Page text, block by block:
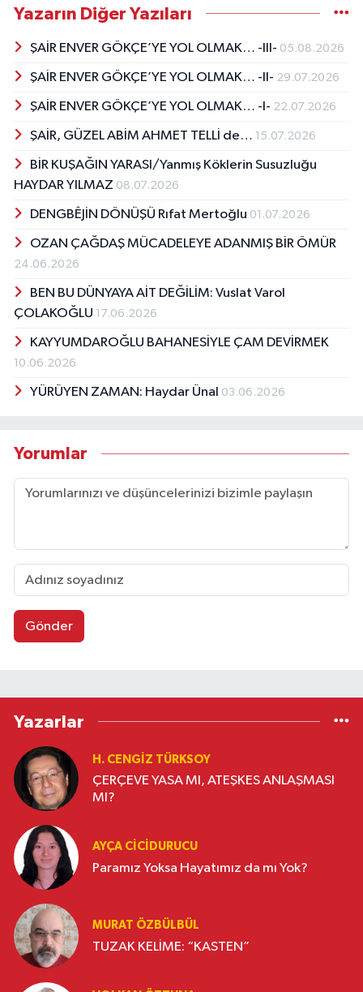
Yazarın Diğer Yazıları
ŞAİR ENVER GÖKÇE’YE YOL OLMAK… -III- 05.08.2026
ŞAİR ENVER GÖKÇE’YE YOL OLMAK… -II- 29.07.2026
ŞAİR ENVER GÖKÇE’YE YOL OLMAK… -I- 22.07.2026
ŞAİR, GÜZEL ABİM AHMET TELLİ de… 15.07.2026
BİR KUŞAĞIN YARASI/Yanmış Köklerin Susuzluğu
HAYDAR YILMAZ 08.07.2026
DENGBÊJİN DÖNÜŞÜ Rıfat Mertoğlu 01.07.2026
OZAN ÇAĞDAŞ MÜCADELEYE ADANMIŞ BİR ÖMÜR
24.06.2026
BEN BU DÜNYAYA AİT DEĞİLİM: Vuslat Varol
ÇOLAKOĞLU 17.06.2026
KAYYUMDAROĞLU BAHANESİYLE ÇAM DEVİRMEK
10.06.2026
YÜRÜYEN ZAMAN: Haydar Ünal 03.06.2026
Yorumlar
Gönder
Yazarlar
H. CENGIZ TÜRKSOY
ÇERÇEVE YASA MI, ATEŞKES ANLAŞMASI
MI?
AYÇA CICIDURUCU
Paramız Yoksa Hayatımız da mı Yok?
MURAT ÖZBÜLBÜL
TUZAK KELİME: “KASTEN”